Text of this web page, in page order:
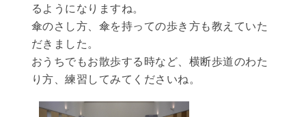
るようになりますね。
傘のさし方、傘を持っての歩き方も教えていた
だきました。
おうちでもお散歩する時など、横断歩道のわた
り方、練習してみてくださいね。